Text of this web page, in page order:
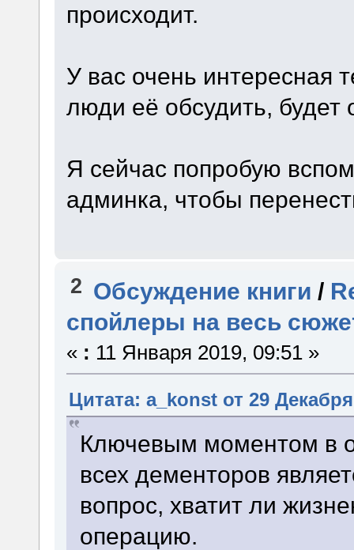
происходит.
У вас очень интересная
люди её обсудить, будет
Я сейчас попробую
админка, чтобы
2 Обсуждение книги /
спойлеры на весь
« : 11 Января 2019, 09:51 »
Цитата: a_konst от 29
Ключевым моментом в
всех дементоров
вопрос, хватит ли
операцию.